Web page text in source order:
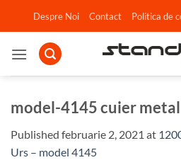
Despre Noi Contact Politica de
model-4145 cuier
Published februarie 2, 2021 at
Urs – model 4145